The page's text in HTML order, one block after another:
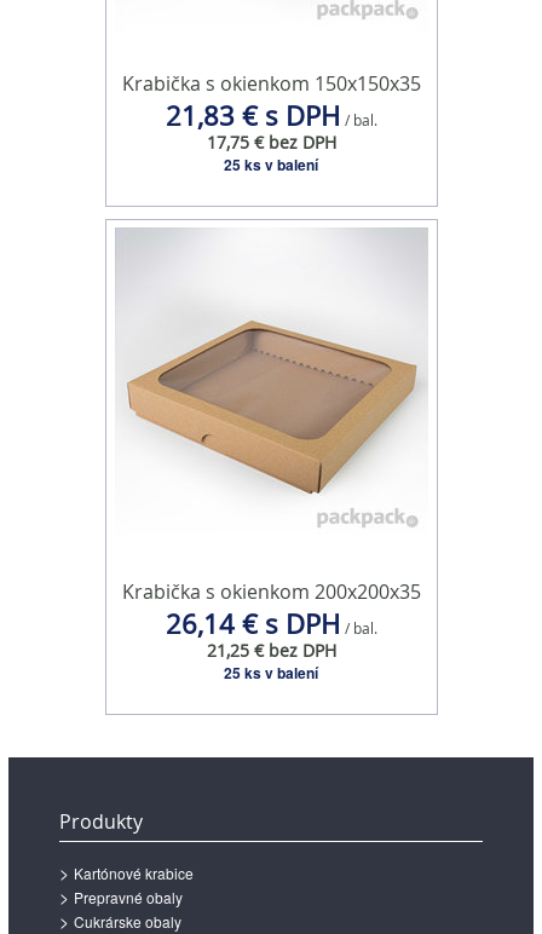
Krabička s okienkom 150x150x35
21,83 € s DPH / bal.
17,75 € bez DPH
25 ks v balení
Krabička s okienkom 200x200x35
26,14 € s DPH / bal.
21,25 € bez DPH
25 ks v balení
Produkty
Kartónové krabice
Prepravné obaly
Cukrárske obaly